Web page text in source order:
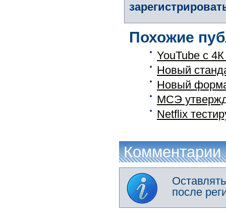
Похожие
YouTube с
Новый
Новый
МСЭ
Netflix
Комментарии
после